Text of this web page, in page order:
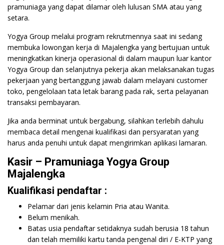
pramuniaga yang dapat dilamar oleh lulusan SMA atau yang
setara.
Yogya Group melalui program rekrutmennya saat ini sedang
membuka lowongan kerja di Majalengka yang bertujuan untuk
meningkatkan kinerja operasional di dalam maupun luar kantor
Yogya Group dan selanjutnya pekerja akan melaksanakan tugas
pekerjaan yang bertanggung jawab dalam melayani customer
toko, pengelolaan tata letak barang pada rak, serta pelayanan
transaksi pembayaran.
Jika anda berminat untuk bergabung, silahkan terlebih dahulu
membaca detail mengenai kualifikasi dan persyaratan yang
harus anda penuhi untuk dapat mengirimkan aplikasi lamaran.
Kasir – Pramuniaga Yogya Group
Majalengka
Kualifikasi pendaftar :
Pelamar dari jenis kelamin Pria atau Wanita.
Belum menikah.
Batas usia pendaftar setidaknya sudah berusia 18 tahun
dan telah memiliki kartu tanda pengenal diri / E-KTP yang